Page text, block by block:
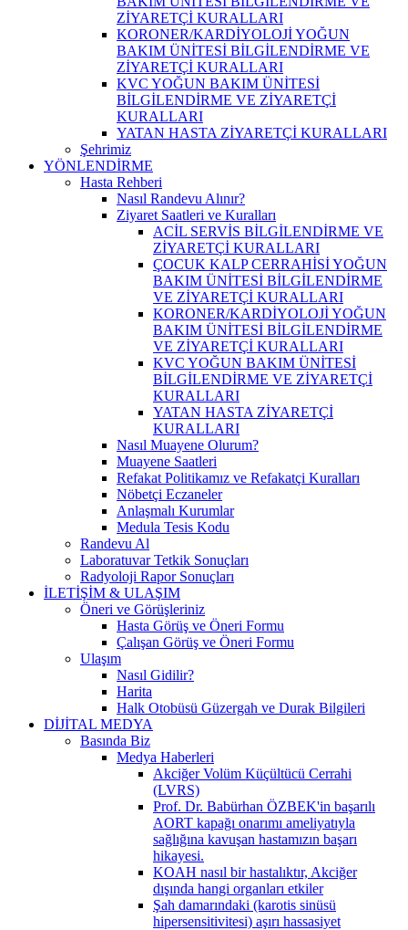
ZİYARETÇİ KURALLARI
KORONER/KARDİYOLOJİ YOĞUN
BAKIM ÜNİTESİ BİLGİLENDİRME VE
ZİYARETÇİ KURALLARI
KVC YOĞUN BAKIM ÜNİTESİ
BİLGİLENDİRME VE ZİYARETÇİ
KURALLARI
YATAN HASTA ZİYARETÇİ KURALLARI
Şehrimiz
YÖNLENDİRME
Hasta Rehberi
Nasıl Randevu Alınır?
Ziyaret Saatleri ve Kuralları
ACİL SERVİS BİLGİLENDİRME VE
ZİYARETÇİ KURALLARI
ÇOCUK KALP CERRAHİSİ YOĞUN
BAKIM ÜNİTESİ BİLGİLENDİRME
VE ZİYARETÇİ KURALLARI
KORONER/KARDİYOLOJİ YOĞUN
BAKIM ÜNİTESİ BİLGİLENDİRME
VE ZİYARETÇİ KURALLARI
KVC YOĞUN BAKIM ÜNİTESİ
BİLGİLENDİRME VE ZİYARETÇİ
KURALLARI
YATAN HASTA ZİYARETÇİ
KURALLARI
Nasıl Muayene Olurum?
Muayene Saatleri
Refakat Politikamız ve Refakatçi Kuralları
Nöbetçi Eczaneler
Anlaşmalı Kurumlar
Medula Tesis Kodu
Randevu Al
Laboratuvar Tetkik Sonuçları
Radyoloji Rapor Sonuçları
İLETİŞİM & ULAŞIM
Öneri ve Görüşleriniz
Hasta Görüş ve Öneri Formu
Çalışan Görüş ve Öneri Formu
Ulaşım
Nasıl Gidilir?
Harita
Halk Otobüsü Güzergah ve Durak Bilgileri
DİJİTAL MEDYA
Basında Biz
Medya Haberleri
Akciğer Volüm Küçültücü Cerrahi
(LVRS)
Prof. Dr. Babürhan ÖZBEK'in başarılı
AORT kapağı onarımı ameliyatıyla
sağlığına kavuşan hastamızın başarı
hikayesi.
KOAH nasıl bir hastalıktır, Akciğer
dışında hangi organları etkiler
Şah damarındaki (karotis sinüsü
hipersensitivitesi) aşırı hassasiyet